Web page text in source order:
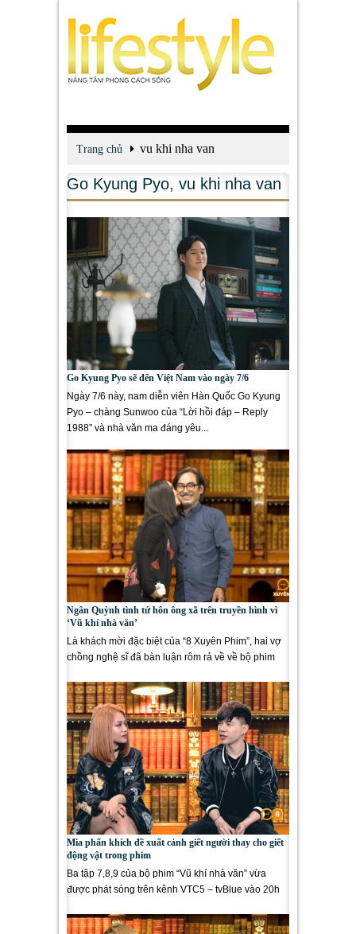
Trang chủ vu khi nha van
Go Kyung Pyo, vu khi nha van
Go Kyung Pyo sẽ đến Việt Nam vào ngày 7/6
Ngày 7/6 này, nam diễn viên Hàn Quốc Go Kyung
Pyo – chàng Sunwoo của “Lời hồi đáp – Reply
1988” và nhà văn ma đáng yêu...
Ngân Quỳnh tình tứ hôn ông xã trên truyền hình vì
‘Vũ khí nhà văn’
Là khách mời đặc biệt của “8 Xuyên Phim”, hai vợ
chồng nghệ sĩ đã bàn luận rôm rả về về bộ phim
Mia phấn khích đề xuất cảnh giết người thay cho giết
động vật trong phim
Ba tập 7,8,9 của bộ phim “Vũ khí nhà văn” vừa
được phát sóng trên kênh VTC5 – tvBlue vào 20h